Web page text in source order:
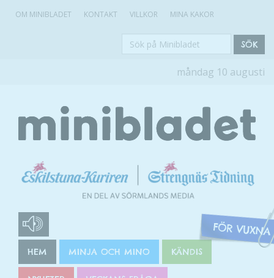
OM MINIBLADET KONTAKT VILLKOR MINA KAKOR
Sök
SÖK
måndag 10 augusti
HEM MINJA OCH MINO KÄNDIS